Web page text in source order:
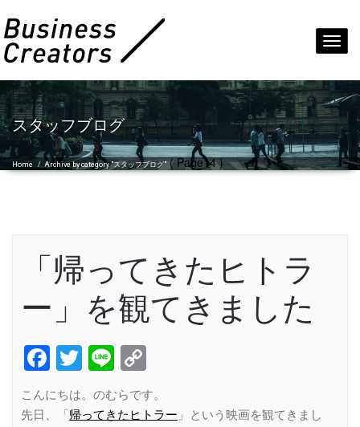
スタッフブログ
Home /Archive by category "スタッフブログ"( Page14 )
「帰ってきたヒトラ
ー」を観てきました
Facebook
Twitter
Line
Link
こんにちは。のむらです。
先日、「 帰ってきたヒトラー 」という映画を観てきまし